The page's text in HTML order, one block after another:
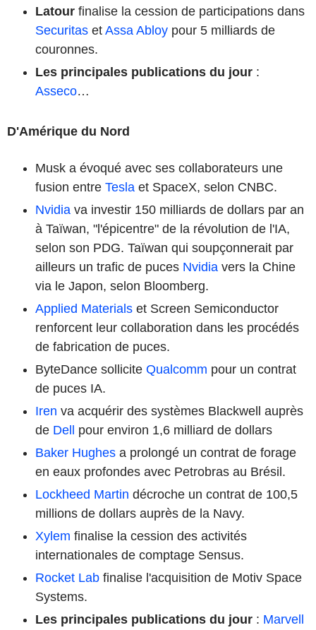
Latour finalise la cession de participations dans
Securitas et Assa Abloy pour 5 milliards de
couronnes.
Les principales publications du jour :
Asseco…
D'Amérique du Nord
Musk a évoqué avec ses collaborateurs une
fusion entre Tesla et SpaceX, selon CNBC.
Nvidia va investir 150 milliards de dollars par an
à Taïwan, "l'épicentre" de la révolution de l'IA,
selon son PDG. Taïwan qui soupçonnerait par
ailleurs un trafic de puces Nvidia vers la Chine
via le Japon, selon Bloomberg.
Applied Materials et Screen Semiconductor
renforcent leur collaboration dans les procédés
de fabrication de puces.
ByteDance sollicite Qualcomm pour un contrat
de puces IA.
Iren va acquérir des systèmes Blackwell auprès
de Dell pour environ 1,6 milliard de dollars
Baker Hughes a prolongé un contrat de forage
en eaux profondes avec Petrobras au Brésil.
Lockheed Martin décroche un contrat de 100,5
millions de dollars auprès de la Navy.
Xylem finalise la cession des activités
internationales de comptage Sensus.
Rocket Lab finalise l'acquisition de Motiv Space
Systems.
Les principales publications du jour : Marvell